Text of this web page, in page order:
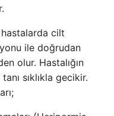
cilt
ile doğrudan
olur. Hastalığın
sıklıkla gecikir.